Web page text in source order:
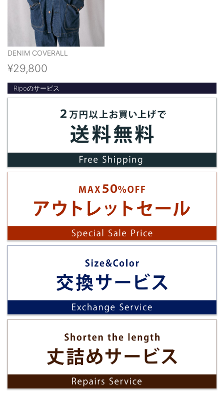
DENIM COVERALL
¥29,800
Ripoのサービス